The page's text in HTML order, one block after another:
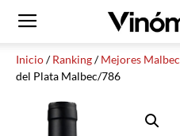
Inicio/Ranking/Mejores Malbec
del Plata Malbec/786